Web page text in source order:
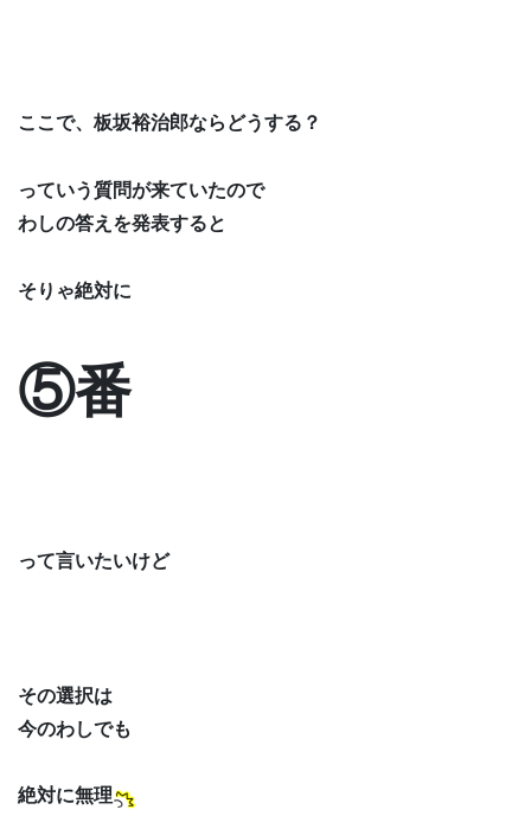
ここで、板坂裕治郎ならどうする？
っていう質問が来ていたので
わしの答えを発表すると
そりゃ絶対に
⑤番
って言いたいけど
その選択は
今のわしでも
絶対に無理